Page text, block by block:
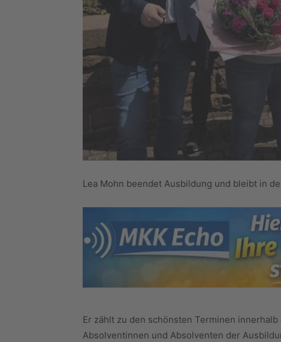
Lea Mohn beendet Ausbildung und bleibt in
Er zählt zu den schönsten Terminen
Absolventinnen und Absolventen der